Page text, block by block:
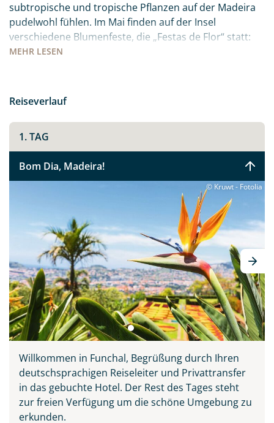
MEHR LESEN
subtropische und tropische Pflanzen auf der Madeira
pudelwohl fühlen. Im Mai finden auf der Insel
verschiedene Blumenfeste, die „Festas de Flor“ statt:
die Orte sind mit Blüten und Blumen geschmückt, es
Atlantiks.Auch kulinarisch hat die Insel viel zu bieten:
Wärme braucht um sich zum süßen Gold zu wandeln.
Der „Peixe Espada Preto“ – schwarzer Degenfisch, den
Sie bitte zunächst probieren, bevor Sie ihn sich auf den
Tischen der Markthalle Funchals anschauen. Verpassen
sollten Sie keinesfalls Madeiras Nationalgericht
„Espetata“ - die aufgespießten Rinderstücke, welche
über den Holzkohlegrill zubereitet werden. Diese Reise
vereint alle Schönheiten der Insel: Natur, Meer,
Entspannung, Kultur, Tradition und Kulinarik. Ihr
deutscher Reiseleiter zeigt Ihnen ganz persönlich seine
Wahlheimat auf 3 inkludierten Ausflügen, erklärt
Wissenswertes und führt Sie abseits der großen
Touristenströme hinein ins authentische Madeira.
Reiseverlauf
1. TAG
Bom Dia, Madeira!
© Kruwt - Fotolia
Willkommen in Funchal, Begrüßung durch Ihren
deutschsprachigen Reiseleiter und Privattransfer
in das gebuchte Hotel. Der Rest des Tages steht
zur freien Verfügung um die schöne Umgebung zu
erkunden.